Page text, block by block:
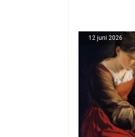
12 juni 2026